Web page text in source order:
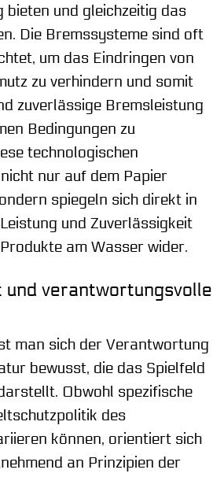
und gleichzeitig das
Die Bremssysteme sind oft
um das Eindringen von
zu verhindern und somit
zuverlässige Bremsleistung
Bedingungen zu
technologischen
nur auf dem Papier
spiegeln sich direkt in
und Zuverlässigkeit
am Wasser wider.
und verantwortungsvolle
man sich der Verantwortung
bewusst, die das Spielfeld
Obwohl spezifische
des
können, orientiert sich
an Prinzipien der